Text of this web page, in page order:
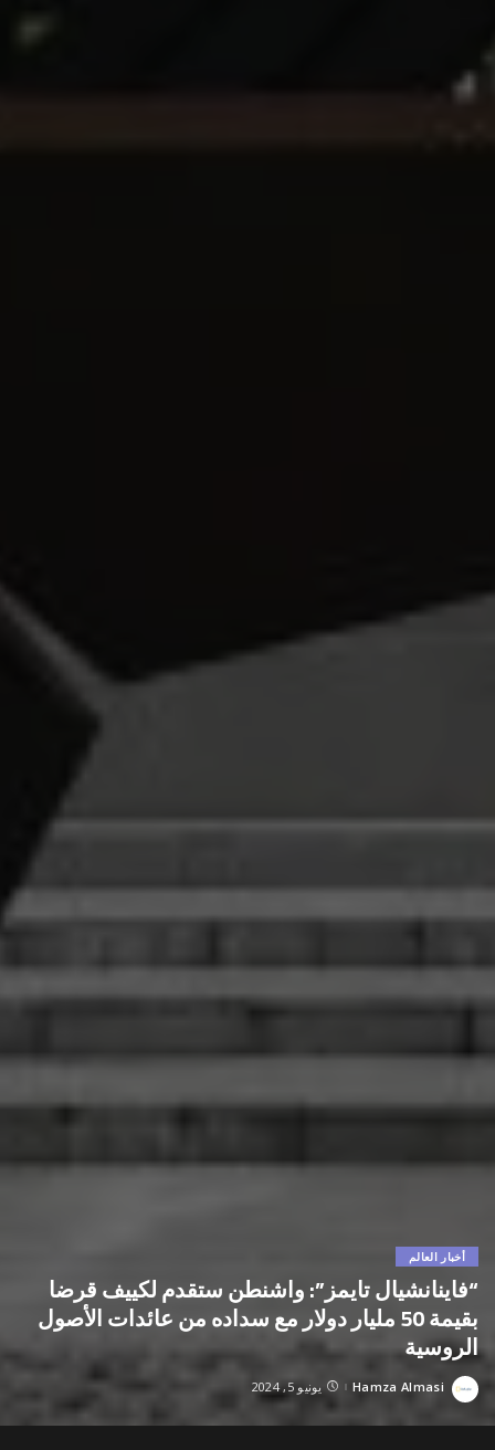
أخبار العالم
“فاينانشيال تايمز”: واشنطن ستقدم لكييف قرضا
بقيمة 50 مليار دولار مع سداده من عائدات الأصول
الروسية
Posted
Hamza Almasi يونيو 5, 2024